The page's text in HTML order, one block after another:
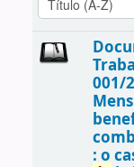
001/
: o